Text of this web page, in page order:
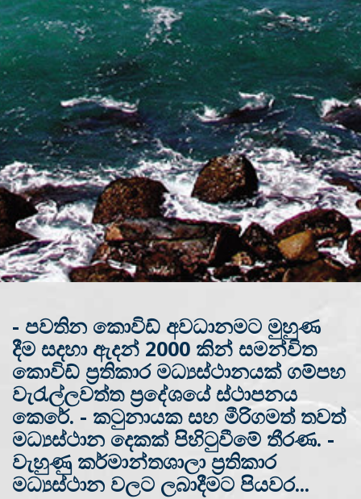
- පවතින කොවිඩ් අවධානමට මුහුණ
දීම සදහා ඇදන් 2000 කින් සමන්විත
කොවිඩ් ප්‍රතිකාර මධ්‍යස්ථානයක් ගම්පහ
වැරැල්ලවත්ත ප්‍රදේශයේ ස්ථාපනය
කෙරේ. - කටුනායක සහ මීරිගමත් තවත්
මධ්‍යස්ථාන දෙකක් පිහිටුවීමේ තීරණ. -
වැහුණු කර්මාන්තශාලා ප්‍රතිකාර
මධ්‍යස්ථාන වලට ලබාදීමට පියවර...